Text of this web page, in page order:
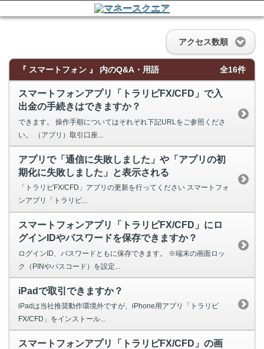
アクセス数順
『 スマートフォン 』 内のQ&A・用語 全16件
スマートフォンアプリ「トラリピFX/CFD」で入
出金の手続きはできますか？
できます。 操作手順についてはそれぞれ下記URLをご参照くださ
い。 （アプリ）取引口座...
アプリで「通信に失敗しました」や「アプリの初
期化に失敗しました」と表示される
「トラリピFX/CFD」アプリの更新を行ってください スマートフォ
ンアプリ「トラリピ...
スマートフォンアプリ「トラリピFX/CFD」にロ
グインIDやパスワードを保存できますか？
ログインID、パスワードともに保存できます。 ※端末の画面ロッ
ク（PINやパスコード）を設定...
iPadで取引できますか？
iPadは当社推奨動作環境外ですが、iPhone用アプリ「トラリピ
FX/CFD」をインストール...
スマートフォンアプリ「トラリピFX/CFD」の画